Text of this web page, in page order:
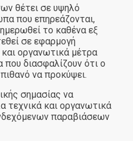
θέτει σε υψηλό
που επηρεάζονται,
το καθένα εξ
σε εφαρμογή
οργανωτικά μέτρα
διασφαλίζουν ότι ο
να προκύψει.
σημασίας να
τεχνικά και οργανωτικά
παραβιάσεων